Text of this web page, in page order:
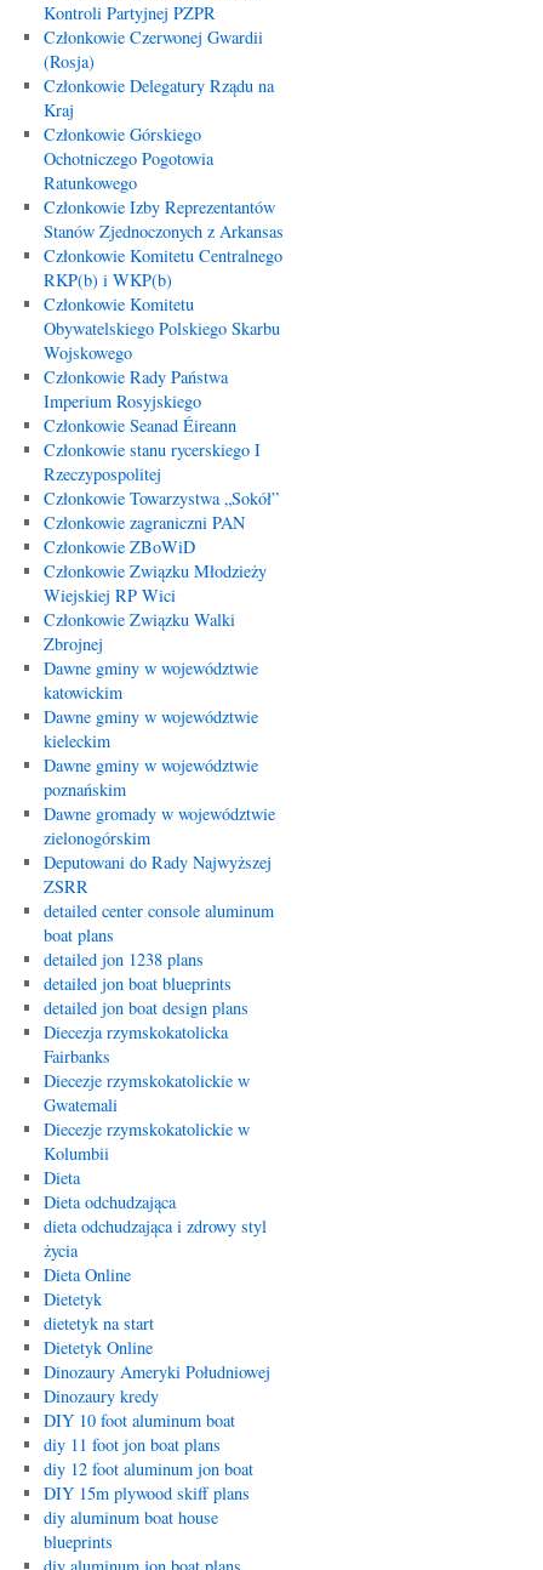
Kontroli Partyjnej PZPR
Członkowie Czerwonej Gwardii
(Rosja)
Członkowie Delegatury Rządu na
Kraj
Członkowie Górskiego
Ochotniczego Pogotowia
Ratunkowego
Członkowie Izby Reprezentantów
Stanów Zjednoczonych z Arkansas
Członkowie Komitetu Centralnego
RKP(b) i WKP(b)
Członkowie Komitetu
Obywatelskiego Polskiego Skarbu
Wojskowego
Członkowie Rady Państwa
Imperium Rosyjskiego
Członkowie Seanad Éireann
Członkowie stanu rycerskiego I
Rzeczypospolitej
Członkowie Towarzystwa „Sokół”
Członkowie zagraniczni PAN
Członkowie ZBoWiD
Członkowie Związku Młodzieży
Wiejskiej RP Wici
Członkowie Związku Walki
Zbrojnej
Dawne gminy w województwie
katowickim
Dawne gminy w województwie
kieleckim
Dawne gminy w województwie
poznańskim
Dawne gromady w województwie
zielonogórskim
Deputowani do Rady Najwyższej
ZSRR
detailed center console aluminum
boat plans
detailed jon 1238 plans
detailed jon boat blueprints
detailed jon boat design plans
Diecezja rzymskokatolicka
Fairbanks
Diecezje rzymskokatolickie w
Gwatemali
Diecezje rzymskokatolickie w
Kolumbii
Dieta
Dieta odchudzająca
dieta odchudzająca i zdrowy styl
życia
Dieta Online
Dietetyk
dietetyk na start
Dietetyk Online
Dinozaury Ameryki Południowej
Dinozaury kredy
DIY 10 foot aluminum boat
diy 11 foot jon boat plans
diy 12 foot aluminum jon boat
DIY 15m plywood skiff plans
diy aluminum boat house
blueprints